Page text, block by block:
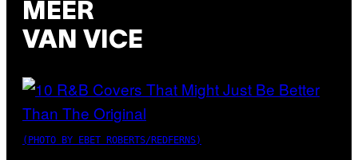
MEER
VAN VICE
(PHOTO BY EBET ROBERTS/REDFERNS)